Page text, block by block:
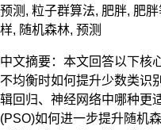
预测 , 粒子群算法, 肥胖, 肥
样, 随机森林, 预测
中文摘要：本文回答以下
不均衡时如何提升少数类识
辑回归、神经网络中哪种更
(PSO)如何进一步提升随机